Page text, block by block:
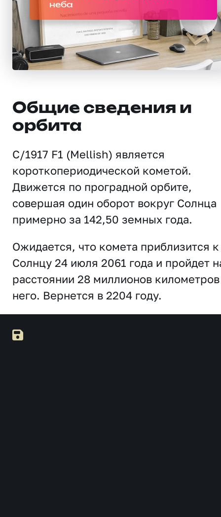
неба
Общие сведения и
орбита
C/1917 F1 (Mellish) является
короткопериодической кометой.
Движется по проградной орбите,
совершая один оборот вокруг Солнца
примерно за 142,50 земных года.
Ожидается, что комета приблизится к
Солнцу 24 июля 2061 года и пройдет
расстоянии 28 миллионов
него. Вернется в 2204 году.